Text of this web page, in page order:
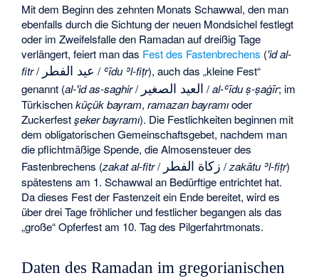
Mit dem Beginn des zehnten Monats Schawwal, den man
ebenfalls durch die Sichtung der neuen Mondsichel festlegt
oder im Zweifelsfalle den Ramadan auf dreißig Tage
verlängert, feiert man das Fest des Fastenbrechens ('id al-
fitr/ عيد الفطر / ʿīdu ʾl-fiṭr), auch das „kleine Fest“
genannt (al-'id as-saghir/ العيد الصغير /al-ʿīdu ṣ-ṣaġīr; im
Türkischenküçük bayram,ramazan bayramıoder
Zuckerfestşeker bayramı). Die Festlichkeiten beginnen mit
dem obligatorischen Gemeinschaftsgebet, nachdem man
die pflichtmäßige Spende, dieAlmosensteuer des
Fastenbrechens (zakat al-fitr/ زكاة الفطر /zakātu ʾl-fiṭr)
spätestens am 1. Schawwal an Bedürftige entrichtet hat.
Da dieses Fest der Fastenzeit ein Ende bereitet, wird es
über drei Tage fröhlicher und festlicher begangen als das
„große“ Opferfest am 10. Tag des Pilgerfahrtmonats.
Daten des Ramadan im gregorianischen